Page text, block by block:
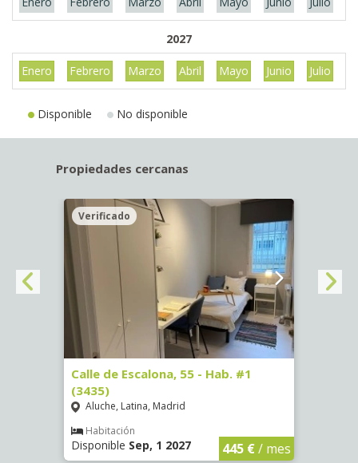
2027
Enero Febrero Marzo Abril Mayo Junio Julio
Disponible No disponible
Propiedades cercanas
Verificado
Calle de Escalona, 55 - Hab. #1
(3435)
Aluche, Latina, Madrid
Habitación
Disponible Sep, 1 2027 445 €/ mes